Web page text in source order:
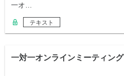
一オ…
テキスト
一対一オンラインミーティング